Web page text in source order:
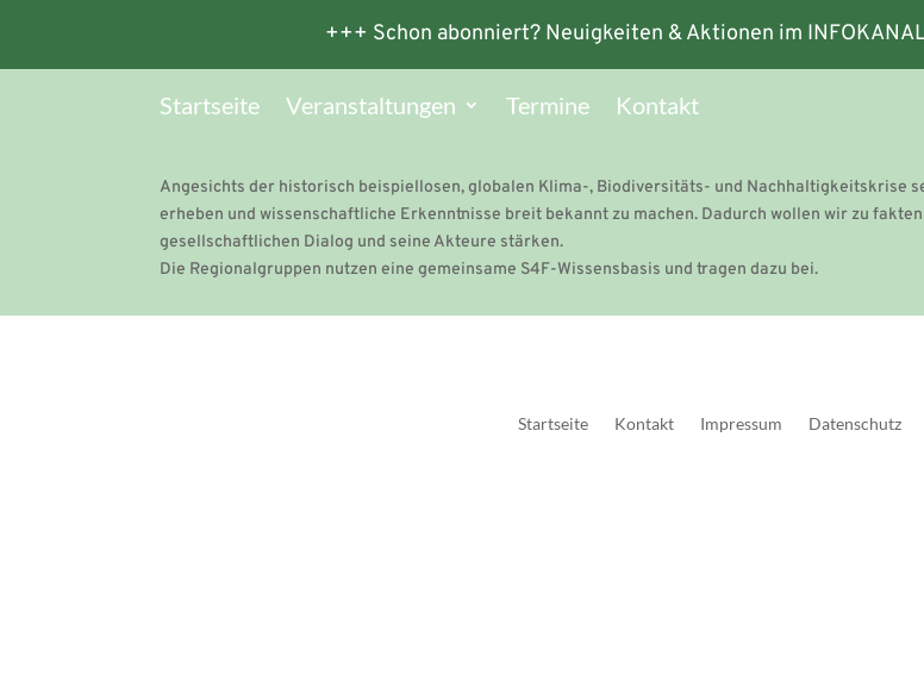
+++ Schon abonniert? Neuigkeiten & Aktionen im
Startseite Veranstaltungen Termine Kontakt
Angesichts der historisch beispiellosen, globalen Klima-, Biodiversitäts- und Nachhaltigkeitskrise
erheben und wissenschaftliche Erkenntnisse breit bekannt zu machen. Dadurch wollen wir zu
gesellschaftlichen Dialog und seine Akteure stärken.
Die Regionalgruppen nutzen eine gemeinsame S4F-Wissensbasis und tragen dazu bei.
Startseite Kontakt Impressum Datenschutz